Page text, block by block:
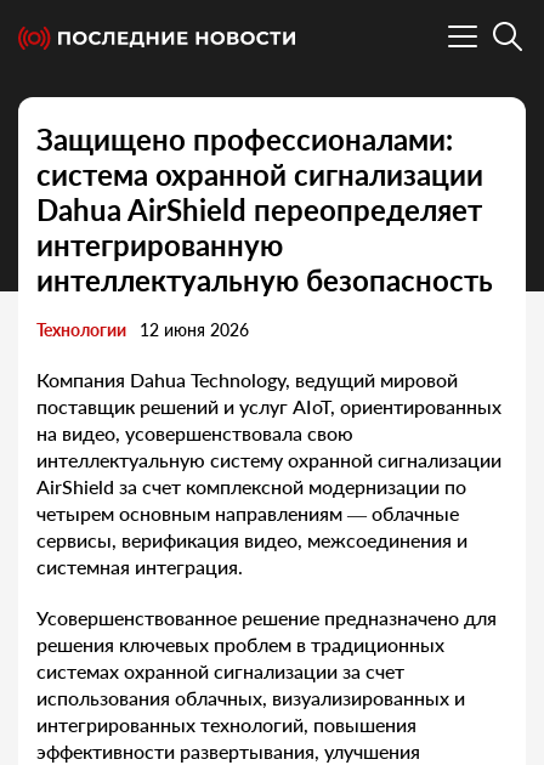
Защищено профессионалами:
система охранной сигнализации
Dahua AirShield переопределяет
интегрированную
интеллектуальную безопасность
Технологии 12 июня 2026
Компания Dahua Technology, ведущий мировой
поставщик решений и услуг AIoT, ориентированных
на видео, усовершенствовала свою
интеллектуальную систему охранной сигнализации
AirShield за счет комплексной модернизации по
четырем основным направлениям — облачные
сервисы, верификация видео, межсоединения и
системная интеграция.
Усовершенствованное решение предназначено для
решения ключевых проблем в традиционных
системах охранной сигнализации за счет
использования облачных, визуализированных и
интегрированных технологий, повышения
эффективности развертывания, улучшения